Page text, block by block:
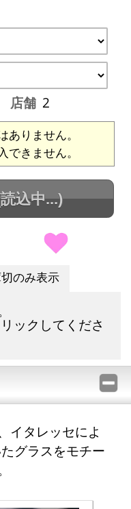
店舗 2
りません。
できません。
込中...)
のみ表示
ックしてくださ
イタレッセによ
グラスをモチー